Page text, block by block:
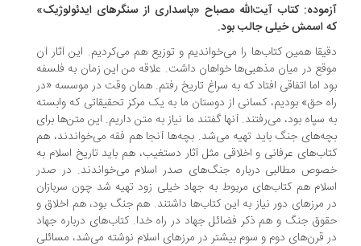
کتاب آیت‌الله مصباح «پاسداری از سنگرهای ایدئولوژیک»
اسمش خیلی جالب بود.
همین کتاب‌ها را می‌خواندیم و توزیع هم می‌کردیم. این آثار آن
در میان مذهبی‌ها خواهان داشت. علاقه من این زمان به فلسفه
اما اتفاقی افتاد که به سراغ تاریخ رفتم. همان وقت در موسسه «در
حق» بودیم، کسانی از دوستان ما به یک مرکز تحقیقاتی که وابسته
سپاه بود، می‌رفتند. آنها گفتند ما نیاز به متن داریم. این متن‌ها برای
جنگ باید تهیه می‌شد. بچه‌ها آنجا هم فقه می‌خواندند، هم
عرفانی و اخلاقی مثل آثار دستغیب، هم باید تاریخ اسلام به
مطالبی درباره جنگ‌های صدر اسلام می‌خواندند. در صدر
هم کتاب‌های مربوط به جهاد خیلی زود تهیه شد چون سربازان
مرزهای دور نیاز به این کتاب‌ها داشتند. هم جنگ بود، هم اخلاق و
جنگ و هم ذکر فضائل جهاد در راه خدا. کتاب‌های درباره جهاد
قرن‌های دوم و سوم بیشتر در مرزهای اسلام نوشته می‌شد، مسائلی